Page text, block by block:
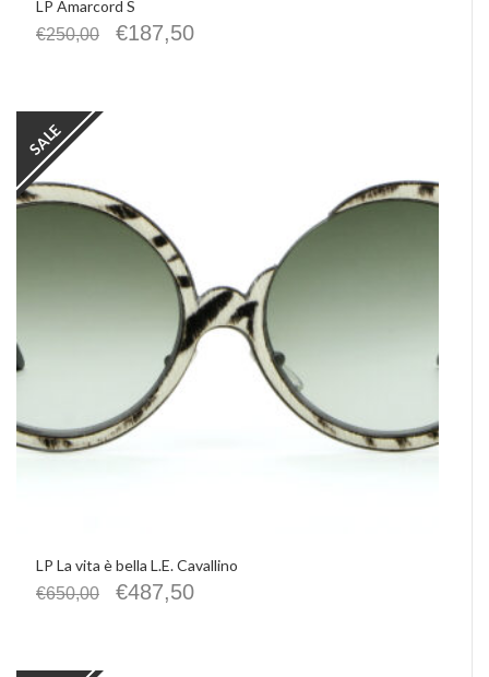
LP Amarcord S
€250,00 €187,50
SALE
LP La vita è bella L.E. Cavallino
€650,00 €487,50